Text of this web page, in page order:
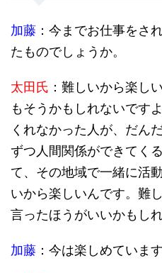
加藤 ：今までお仕事をさ
たものでしょうか。
太田氏 ：難しいから楽し
もそうかもしれないです
くれなかった人が、だん
ずつ人間関係ができてく
て、その地域で一緒に活
いから楽しいんです。難
言ったほうがいいかもしれ
加藤 ：今は楽しめていま